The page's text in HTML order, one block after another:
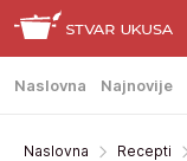
Naslovna Najnovije
Naslovna Recepti